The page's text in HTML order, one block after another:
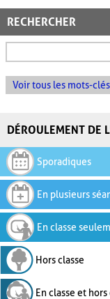
RECHERCHER
Voir tous les mots-clés
DÉROULEMENT DE
Sporadiques
En plusieurs
En classe
Hors classe
En classe et hors